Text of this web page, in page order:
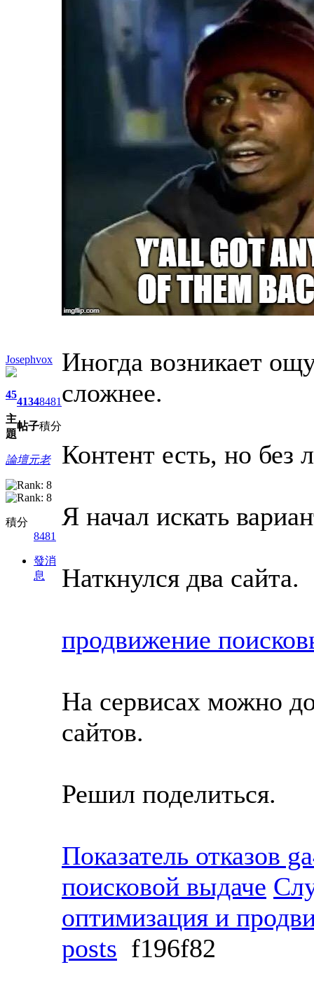
Josephvox
45
主
題
4134
帖子
8481
積分
論壇元老
積分
8481
發消
息
Иногда возникает
сложнее.
Контент есть, но без
Я начал искать
Наткнулся два сайта.
продвижение
На сервисах можно
сайтов.
Решил поделиться.
Показатель отказов
поисковой выдаче
оптимизация и
posts f196f82